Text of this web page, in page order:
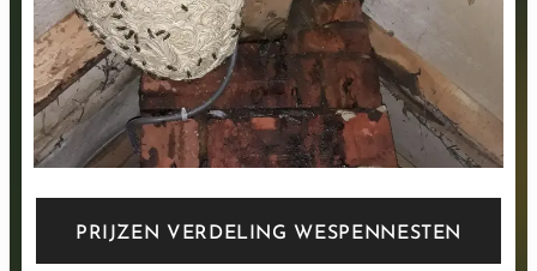
PRIJZEN VERDELING WESPENNESTEN